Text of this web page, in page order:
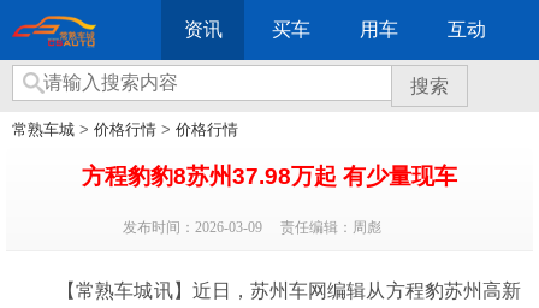
资讯 买车 用车 互动
搜索
常熟车城 > 价格行情 > 价格行情
方程豹豹8苏州37.98万起 有少量现车
发布时间：2026-03-09 责任编辑：周彪
【常熟车城讯】近日，苏州车网编辑从方程豹苏州高新